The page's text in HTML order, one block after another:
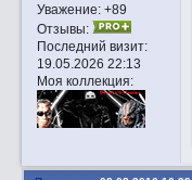
Уважение: +89
Отзывы:
Последний визит:
19.05.2026 22:13
Моя коллекция: